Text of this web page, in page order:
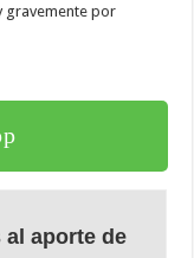
gravemente por
al aporte de